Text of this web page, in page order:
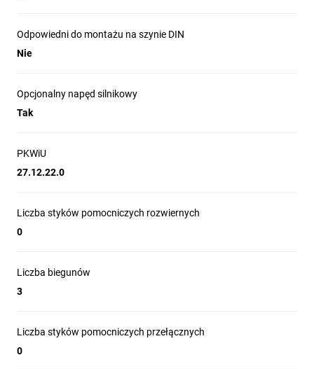
zasilających do 160 A
Instalacje w obiektach użyteczności publicznej oraz
instalacje przemysłowe wymagające zdolności łączeniowej
Odpowiedni do montażu na szynie DIN
Nie
Opcjonalny napęd silnikowy
Tak
PKWiU
27.12.22.0
Liczba styków pomocniczych rozwiernych
0
Liczba biegunów
3
Liczba styków pomocniczych przełącznych
0